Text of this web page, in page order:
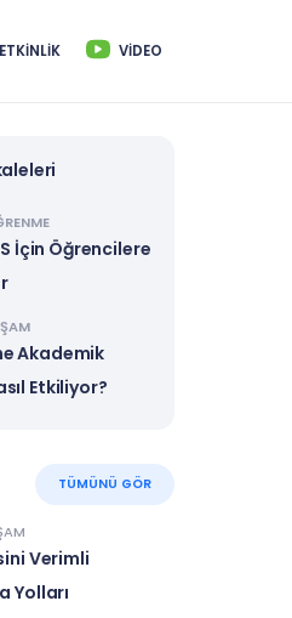
ETKINLIK VIDEO
İçin Öğrencilere
Akademik
Etkiliyor?
TÜMÜNÜ GÖR
Verimli
Yolları